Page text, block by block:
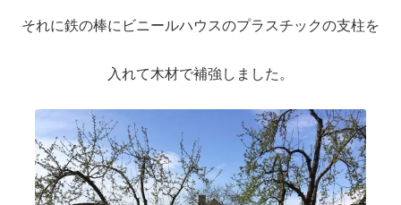
それに鉄の棒にビニールハウスのプラスチックの支柱を
入れて木材で補強しました。